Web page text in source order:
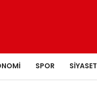
SPOR SIYASET